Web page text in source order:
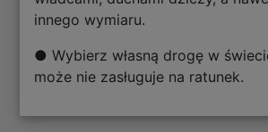
innego wymiaru.
● Wybierz własną drogę w
może nie zasługuje na ratunek.